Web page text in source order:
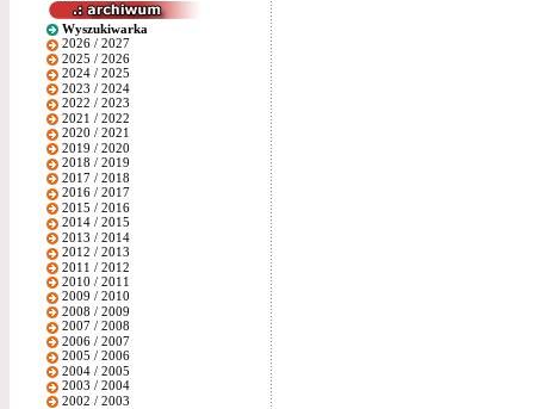
Wyszukiwarka
2026 / 2027
2025 / 2026
2024 / 2025
2023 / 2024
2022 / 2023
2021 / 2022
2020 / 2021
2019 / 2020
2018 / 2019
2017 / 2018
2016 / 2017
2015 / 2016
2014 / 2015
2013 / 2014
2012 / 2013
2011 / 2012
2010 / 2011
2009 / 2010
2008 / 2009
2007 / 2008
2006 / 2007
2005 / 2006
2004 / 2005
2003 / 2004
2002 / 2003